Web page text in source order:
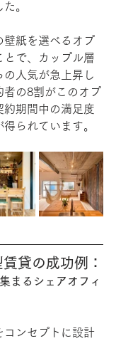
。
壁紙を選べるオプ
とで、カップル層
の人気が急上昇し
者の8割がこのオプ
約期間中の満足度
られています。
貸の成功例：
まるシェアオフィ
コンセプトに設計